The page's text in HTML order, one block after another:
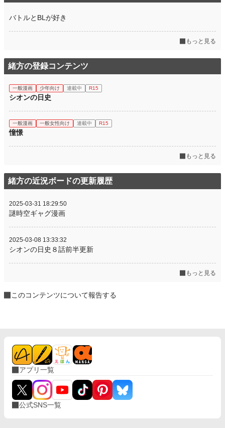
バトルとBLが好き
もっと見る
緒方の登録コンテンツ
一般漫画 少年向け 連載中 R15
シオンの日史
一般漫画 一般女性向け 連載中 R15
憧憬
もっと見る
緒方の近況ボードの更新履歴
2025-03-31 18:29:50
謎時空ギャグ漫画
2025-03-08 13:33:32
シオンの日史８話前半更新
もっと見る
このコンテンツについて報告する
アプリ一覧
公式SNS一覧